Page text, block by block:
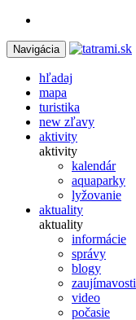
Navigácia
hľadaj
mapa
turistika
new zľavy
aktivity
aktivity
kalendár
aquaparky
lyžovanie
aktuality
aktuality
informácie
správy
blogy
zaujímavosti
video
počasie